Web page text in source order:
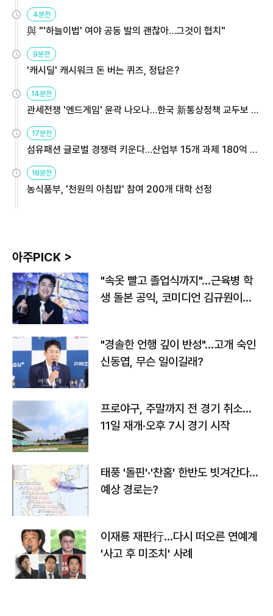
4분전
與 "'하늘이법' 여야 공동 발의 괜찮아…그것이 협치"
9분전
'캐시딜' 캐시워크 돈 버는 퀴즈, 정답은?
14분전
관세전쟁 '엔드게임' 윤곽 나오나…한국 新통상정책 교두보 활
용해야
17분전
섬유패션 글로벌 경쟁력 키운다…산업부 15개 과제 180억 지
원
18분전
농식품부, '천원의 아침밥' 참여 200개 대학 선정
아주PICK >
"속옷 빨고 졸업식까지"…근육병 학
생 돌본 공익, 코미디언 김규원이었
"경솔한 언행 깊이 반성"…고개 숙인
신동엽, 무슨 일이길래?
프로야구, 주말까지 전 경기 취소…
11일 재개·오후 7시 경기 시작
태풍 '돌핀'·'찬홈' 한반도 빗겨간다…
예상 경로는?
이재룡 재판行…다시 떠오른 연예계
'사고 후 미조치' 사례